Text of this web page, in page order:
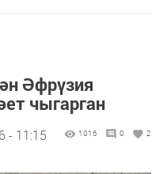
Әфрүзия
чыгарган
- 11:15 1016 0 2